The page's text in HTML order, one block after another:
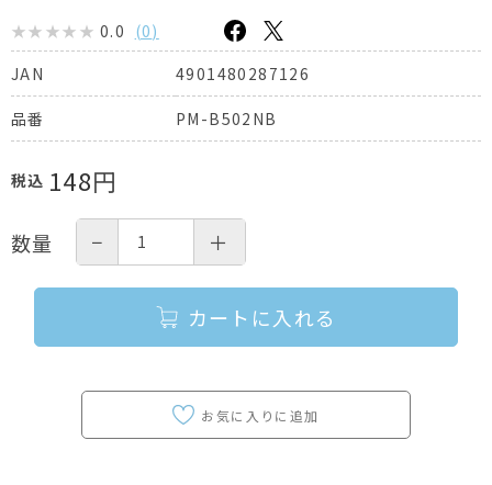
0.0 (0)
JAN
4901480287126
品番 PM-B502NB
税込 148円
数量 − ＋
カートに入れる